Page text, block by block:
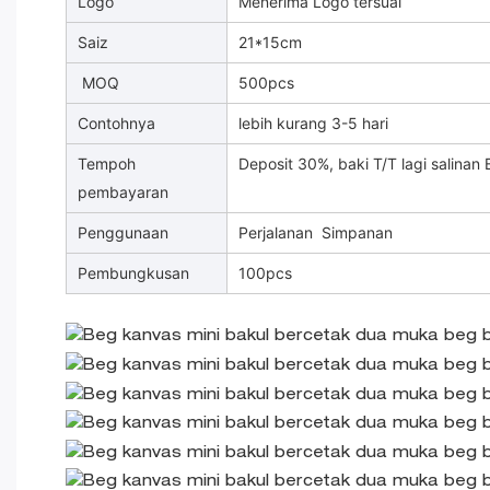
Saiz 21*15cm
MOQ 500pcs
Contohnya lebih kurang 3-5 hari
Tempoh
pembayaran
Deposit 30%, baki T/T lagi salinan
Penggunaan Perjalanan Simpanan
Pembungkusan 100pcs